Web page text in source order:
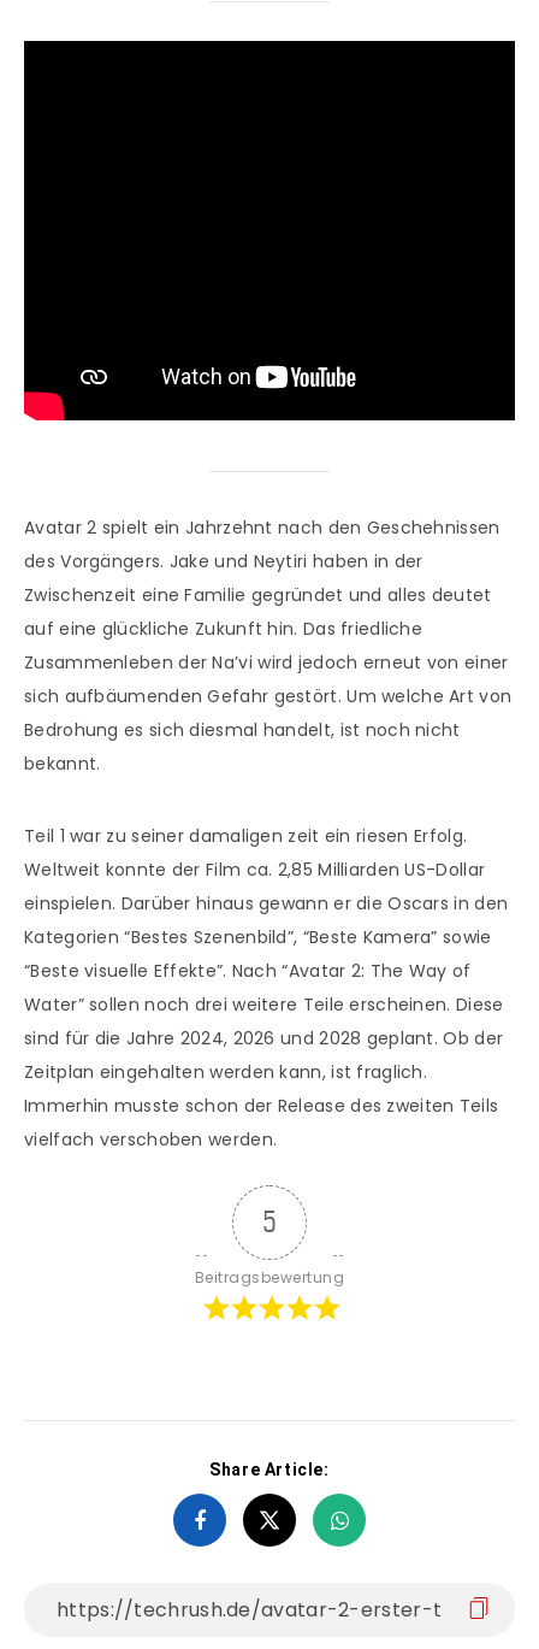
Avatar 2 spielt ein Jahrzehnt nach den Geschehnissen
des Vorgängers. Jake und Neytiri haben in der
Zwischenzeit eine Familie gegründet und alles deutet
auf eine glückliche Zukunft hin. Das friedliche
Zusammenleben der Na’vi wird jedoch erneut von einer
sich aufbäumenden Gefahr gestört. Um welche Art von
Bedrohung es sich diesmal handelt, ist noch nicht
bekannt.
Teil 1 war zu seiner damaligen zeit ein riesen Erfolg.
Weltweit konnte der Film ca. 2,85 Milliarden US-Dollar
einspielen. Darüber hinaus gewann er die Oscars in den
Kategorien “Bestes Szenenbild”, “Beste Kamera” sowie
“Beste visuelle Effekte”. Nach “Avatar 2: The Way of
Water” sollen noch drei weitere Teile erscheinen. Diese
sind für die Jahre 2024, 2026 und 2028 geplant. Ob der
Zeitplan eingehalten werden kann, ist fraglich.
Immerhin musste schon der Release des zweiten Teils
vielfach verschoben werden.
5
Beitragsbewertung
Share Article: